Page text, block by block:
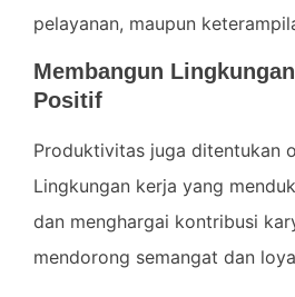
pelayanan, maupun
Membangun
Positif
Produktivitas juga ditentukan
Lingkungan kerja yang
dan menghargai kontribusi
mendorong semangat dan